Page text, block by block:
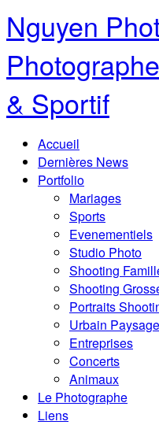
Nguyen
& Sportif
Accueil
Dernières News
Portfolio
Mariages
Sports
Evenementiels
Studio Photo
Shooting
Shooting
Portraits
Urbain Paysage
Entreprises
Concerts
Animaux
Le Photographe
Liens